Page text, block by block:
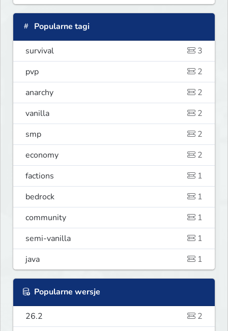
Popularne tagi
survival
3
pvp
2
anarchy
2
vanilla
2
smp
2
economy
2
factions
1
bedrock
1
community
1
semi-vanilla
1
java
1
Popularne wersje
26.2
2